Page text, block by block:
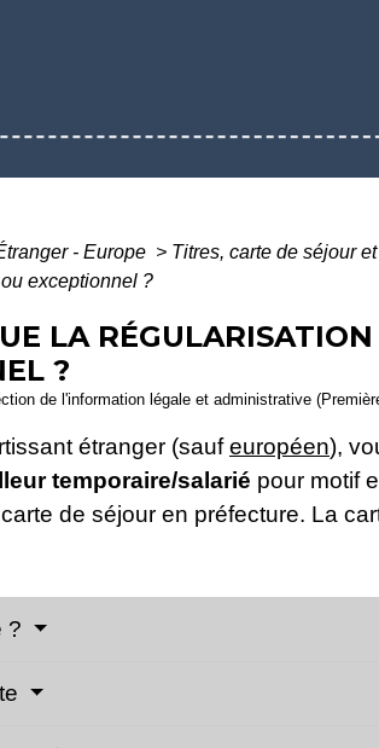
- Europe > Titres, carte de séjour
exceptionnel ?
LA
?
de l'information légale et administrative
étranger (saufeuropéen),
temporaire/salarié pour motif
de séjour en préfecture. La
?